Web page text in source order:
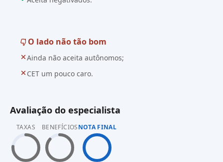
O lado não tão bom
Ainda não aceita autônomos;
CET um pouco caro.
Avaliação do especialista
TAXAS BENEFÍCIOSNOTA FINAL